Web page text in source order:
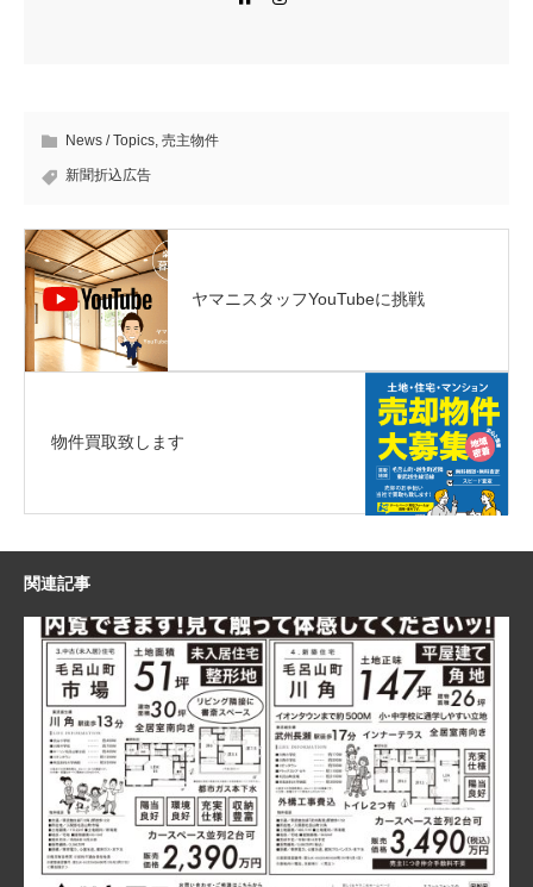
News / Topics, 売主物件
新聞折込広告
ヤマニスタッフYouTubeに挑戦
物件買取致します
関連記事